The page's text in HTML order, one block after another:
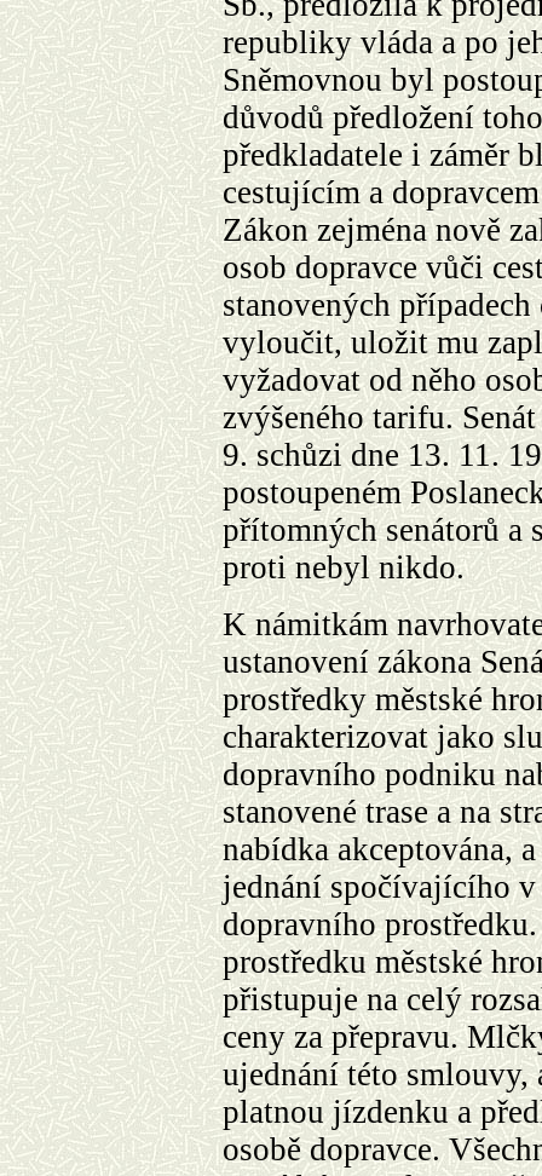
republiky vláda a po
Sněmovnou byl
důvodů předložení
předkladatele i záměr
cestujícím a
Zákon zejména nově
osob dopravce vůči
stanovených
vyloučit, uložit mu
vyžadovat od něho
zvýšeného tarifu.
9. schůzi dne 13. 11.
postoupeném
přítomných senátorů a
proti nebyl nikdo.
K námitkám
ustanovení zákona
prostředky městské
charakterizovat jako
dopravního podniku
stanovené trase a na
nabídka akceptována,
jednání spočívajícího
dopravního
prostředku městské
přistupuje na celý
ceny za přepravu.
ujednání této smlouvy,
platnou jízdenku a
osobě dopravce.